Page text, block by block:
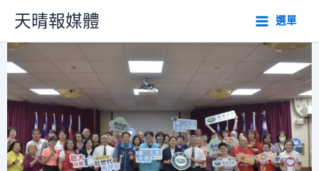
主
要
內
天晴報媒體 選單